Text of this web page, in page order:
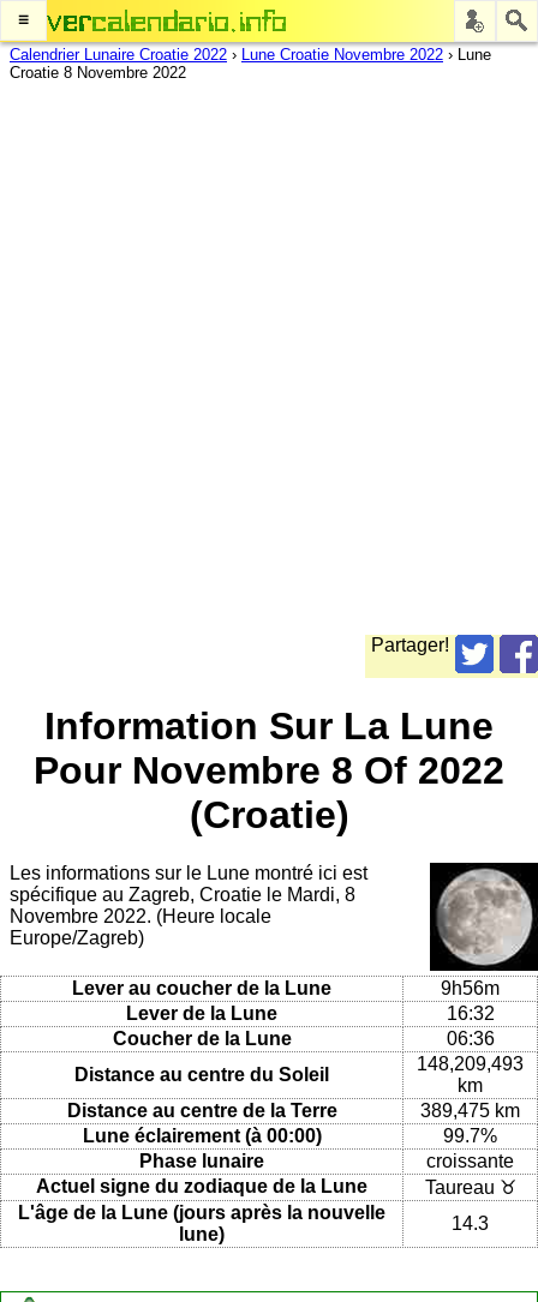
≡
Calendrier Lunaire Croatie 2022 › Lune Croatie Novembre 2022 › Lune
Croatie 8 Novembre 2022
Partager!
Information Sur La Lune
Pour Novembre 8 Of 2022
(Croatie)
Les informations sur le Lune montré ici est
spécifique au Zagreb, Croatie le Mardi, 8
Novembre 2022. (Heure locale
Europe/Zagreb)
Lever au coucher de la Lune
9h56m
Lever de la Lune
16:32
Coucher de la Lune
06:36
Distance au centre du Soleil
148,209,493
km
Distance au centre de la Terre
389,475 km
Lune éclairement (à 00:00)
99.7%
Phase lunaire
croissante
Actuel signe du zodiaque de la Lune
Taureau ♉
L'âge de la Lune (jours après la nouvelle
lune)
14.3